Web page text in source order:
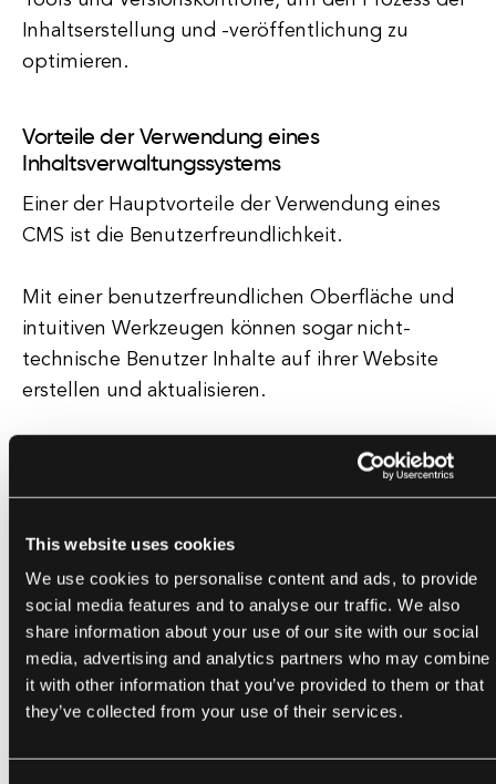
This website uses cookies
We use cookies to personalise content and ads, to provide
social media features and to analyse our traffic. We also
share information about your use of our site with our social
media, advertising and analytics partners who may combine
it with other information that you’ve provided to them or that
they’ve collected from your use of their services.
Inhaltserstellung und -veröffentlichung zu
optimieren.
Vorteile der Verwendung eines
Inhaltsverwaltungssystems
Einer der Hauptvorteile der Verwendung eines
CMS ist die Benutzerfreundlichkeit.
Mit einer benutzerfreundlichen Oberfläche und
intuitiven Werkzeugen können sogar nicht-
technische Benutzer Inhalte auf ihrer Website
erstellen und aktualisieren.
Webentwicklern und ermöglicht schnellere
Plattformen bieten auch Skalierbarkeit und
Flexibilität, sodass Websites wachsen und sich an
sich ändernde Geschäftsbedürfnisse anpassen
können.
Benutzer können problemlos neue Seiten,
hinzufügen, ohne umfangreiche